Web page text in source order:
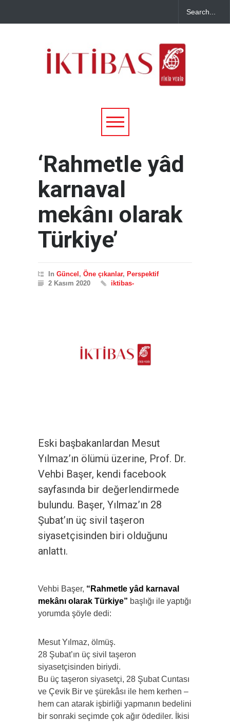
‘Rahmetle yâd
karnaval
mekânı olarak
Türkiye’
In Güncel, Öne çıkanlar, Perspektif
2 Kasım 2020
iktibas-
Eski başbakanlardan Mesut
Yılmaz’ın ölümü üzerine, Prof. Dr.
Vehbi Başer, kendi facebook
sayfasında bir değerlendirmede
bulundu. Başer, Yılmaz’ın 28
Şubat’ın üç sivil taşeron
siyasetçisinden biri olduğunu
anlattı.
Vehbi Başer, “Rahmetle yâd karnaval
mekânı olarak Türkiye” başlığı ile yaptığı
yorumda şöyle dedi:
Mesut Yılmaz, ölmüş.
28 Şubat’ın üç sivil taşeron
siyasetçisinden biriydi.
Bu üç taşeron siyasetçi, 28 Şubat Cuntası
ve Çevik Bir ve şürekâsı ile hem kerhen –
hem can atarak işbirliği yapmanın bedelini
bir sonraki seçimde çok ağır ödediler. İkisi